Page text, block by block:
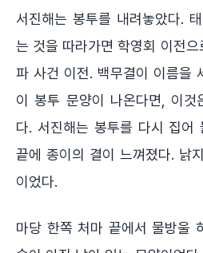
서진해는 봉투를 내려놓았다.
는 것을 따라가면 학영회 이전
파 사건 이전. 백무결이 이름을
이 봉투 문양이 나온다면, 이것
다. 서진해는 봉투를 다시 집어
끝에 종이의 결이 느껴졌다. 낡
이었다.
마당 한쪽 처마 끝에서 물방울